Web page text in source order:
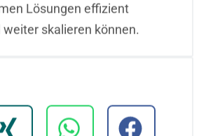
Lösungen effizient
skalieren können.